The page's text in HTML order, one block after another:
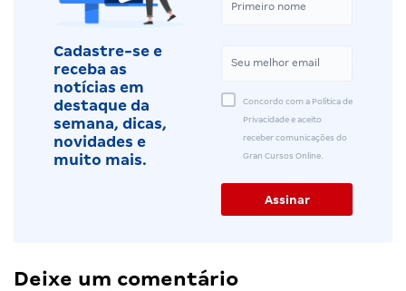
Cadastre-se e
receba as
notícias em
destaque da
semana, dicas,
novidades e
muito mais.
Concordo com a Política de
Privacidade e aceito
receber comunicações do
Gran Cursos Online.
Deixe um comentário